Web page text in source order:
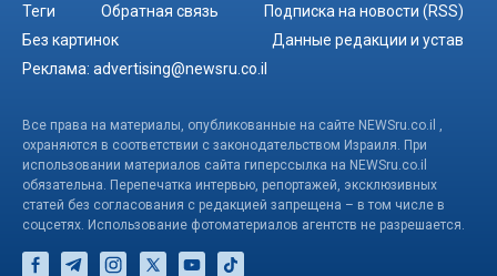
Теги Обратная связь
Подписка на новости (RSS)
Без картинок
Данные редакции и устав
Реклама: advertising@newsru.co.il
Все права на материалы, опубликованные на сайте NEWSru.co.il ,
охраняются в соответствии с законодательством Израиля. При
использовании материалов сайта гиперссылка на NEWSru.co.il
обязательна. Перепечатка интервью, репортажей, эксклюзивных
статей без согласования с редакцией запрещена – в том числе в
соцсетях. Использование фотоматериалов агентств не разрешается.